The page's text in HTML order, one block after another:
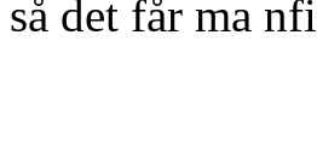
så det får ma